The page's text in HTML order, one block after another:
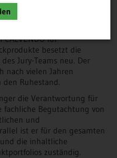
Dominik Reisinger die Jury-
für
besetzt die
Jury-Teams neu. Der
nach vielen Jahren
Ruhestand.
die Verantwortung für
fachliche Begutachtung von
und
ist er für den gesamten
die inhaltliche
zuständig.